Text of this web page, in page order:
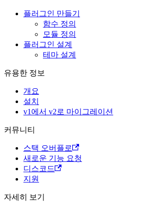
플러그인 만들기
함수 정의
모듈 정의
플러그인 설계
테마 설계
유용한 정보
개요
설치
v1에서 v2로 마이그레이션
커뮤니티
스택 오버플로
새로운 기능 요청
디스코드
지원
자세히 보기